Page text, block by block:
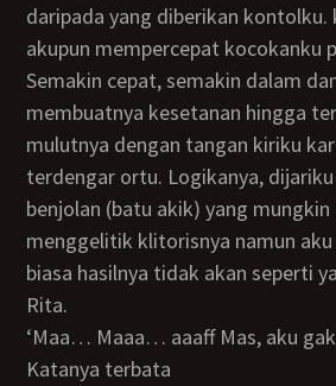
daripada yang diberikan kontolku.
akupun mempercepat kocokanku
Semakin cepat, semakin dalam dan semakin
membuatnya kesetanan hingga
mulutnya dengan tangan kiriku
terdengar ortu. Logikanya,
benjolan (batu akik) yang
menggelitik klitorisnya namun
biasa hasilnya tidak akan seperti
Rita.
‘Maa… Maaa… aaaff Mas, aku gak kuat menahanya!
Katanya terbata